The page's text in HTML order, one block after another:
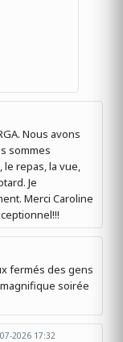
Nous avons
sommes
le repas, la vue,
Je
Merci Caroline
fermés des gens
soirée
2026 17:32